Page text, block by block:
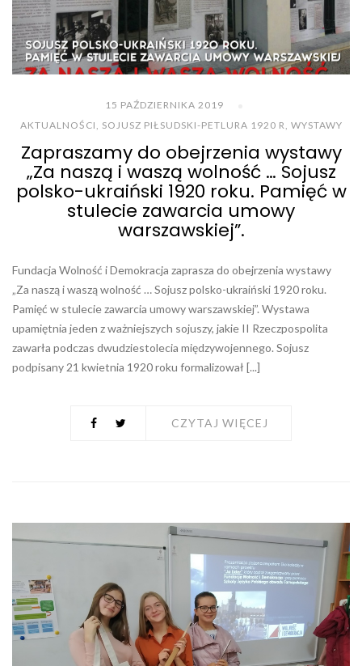
15 PAŹDZIERNIKA 2019
AKTUALNOŚCI, SOJUSZ PIŁSUDSKI-PETLURA 1920 R, WYSTAWY
Zapraszamy do obejrzenia wystawy
„Za naszą i waszą wolność … Sojusz
polsko-ukraiński 1920 roku. Pamięć w
stulecie zawarcia umowy
warszawskiej”.
Fundacja Wolność i Demokracja zaprasza do obejrzenia wystawy
„Za naszą i waszą wolność … Sojusz polsko-ukraiński 1920 roku.
Pamięć w stulecie zawarcia umowy warszawskiej”. Wystawa
upamiętnia jeden z ważniejszych sojuszy, jakie II Rzeczpospolita
zawarła podczas dwudziestolecia międzywojennego. Sojusz
podpisany 21 kwietnia 1920 roku formalizował [...]
CZYTAJ WIĘCEJ